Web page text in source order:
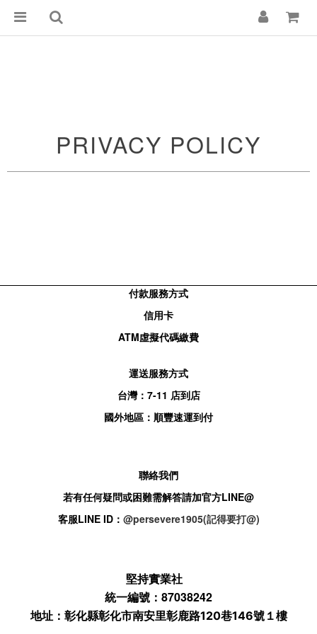
PRIVACY POLICY
付款服務方式
信用卡
ATM虛擬代碼繳費
運送服務方式
台灣： 7-11 店到店
國外地區：順豐速運到付
聯絡我們
若有任何疑問或困難需解答請加官方LINE@
客服LINE ID： @persevere1905(記得要打@)
堅持實業社
統一編號：87038242
地址： 彰化縣彰化市南安里彰鹿路120巷146號１樓